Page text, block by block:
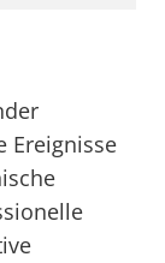
Ereignisse